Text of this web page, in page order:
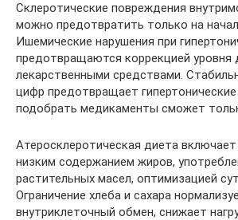
Склеротические повреждения
можно предотвратить только на
Ишемические нарушения при
предотвращаются коррекцией уровня
лекарственными средствами.
цифр предотвращает
подобрать медикаменты сможет
Атеросклеротическая диета
низким содержанием жиров,
растительных масел, оптимизацией
Ограничение хлеба и сахара
внутриклеточный обмен, снижает